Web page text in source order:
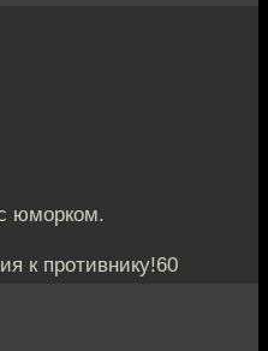
юморком.
к противнику!60